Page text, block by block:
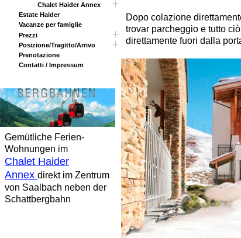
Chalet Haider Annex
Estate Haider
Vacanze per famiglie
Prezzi
Opening invernale
Sorpresa di Pasqua
Prezzi estivi
Posizione/Tragitto/Arrivo
Tragitto
Prenotazione
Contatti / Impressum
Gemütliche Ferien-
Wohnungen im
Chalet Haider
Annex direkt im Zentrum
von Saalbach neben der
Schattbergbahn
Dopo colazione
trovar parcheggio e tutto
direttamente fuori dalla